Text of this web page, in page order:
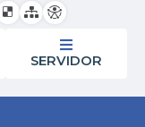
SERVIDOR